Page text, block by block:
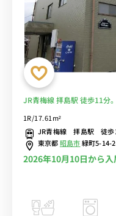
JR青梅線 拝島駅 徒歩11分
中！
1R/17.61m²
JR青梅線 拝島駅 徒歩
東京都昭島市緑町5-14-
2026年10月10日から入